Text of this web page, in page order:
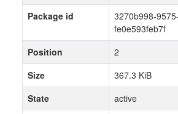
Package id
3270b998-
fe0e593feb7f
Position
2
Size
367.3 KiB
State
active